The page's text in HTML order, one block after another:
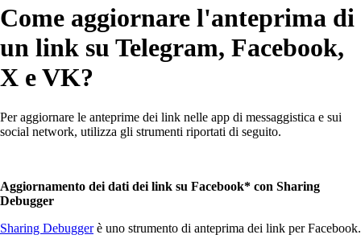
Come aggiornare l'anteprima di
un link su Telegram, Facebook,
X e VK?
Per aggiornare le anteprime dei link nelle app di messaggistica e sui
social network, utilizza gli strumenti riportati di seguito.
Aggiornamento dei dati dei link su Facebook* con Sharing
Debugger
Sharing Debuggerè uno strumento di anteprima dei link per Facebook.